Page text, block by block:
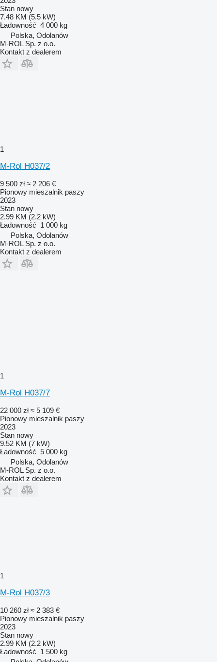
Stan nowy
7.48 KM (5.5 kW)
Ładowność 4 000 kg
Polska, Odolanów
M-ROL Sp. z o.o.
Kontakt z dealerem
1
M-Rol H037/2
9 500 zł ≈ 2 206 €
Pionowy mieszalnik paszy
2023
Stan nowy
2.99 KM (2.2 kW)
Ładowność 1 000 kg
Polska, Odolanów
M-ROL Sp. z o.o.
Kontakt z dealerem
1
M-Rol H037/7
22 000 zł ≈ 5 109 €
Pionowy mieszalnik paszy
2023
Stan nowy
9.52 KM (7 kW)
Ładowność 5 000 kg
Polska, Odolanów
M-ROL Sp. z o.o.
Kontakt z dealerem
1
M-Rol H037/3
10 260 zł ≈ 2 383 €
Pionowy mieszalnik paszy
2023
Stan nowy
2.99 KM (2.2 kW)
Ładowność 1 500 kg